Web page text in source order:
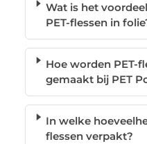
Wat is het
PET-flessen in
Hoe worden PET-
gemaakt bij PET
In welke
flessen verpakt?